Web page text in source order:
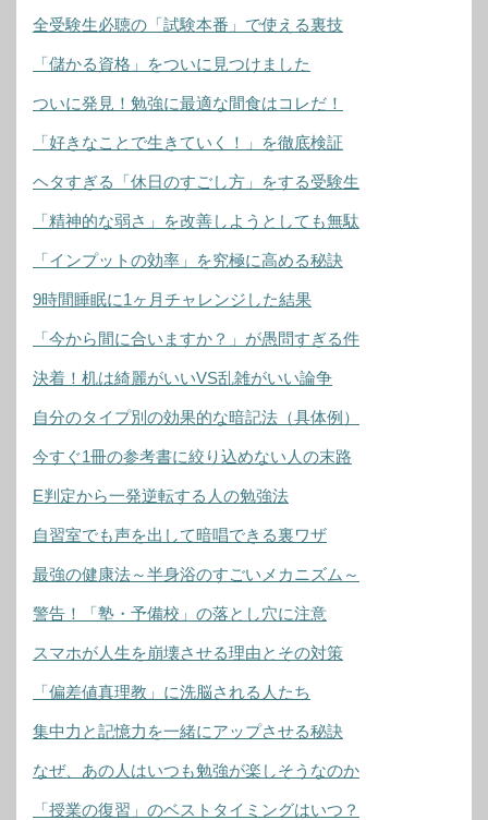
全受験生必聴の「試験本番」で使える裏技
「儲かる資格」をついに見つけました
ついに発見！勉強に最適な間食はコレだ！
「好きなことで生きていく！」を徹底検証
ヘタすぎる「休日のすごし方」をする受験生
「精神的な弱さ」を改善しようとしても無駄
「インプットの効率」を究極に高める秘訣
9時間睡眠に1ヶ月チャレンジした結果
「今から間に合いますか？」が愚問すぎる件
決着！机は綺麗がいいVS乱雑がいい論争
自分のタイプ別の効果的な暗記法（具体例）
今すぐ1冊の参考書に絞り込めない人の末路
E判定から一発逆転する人の勉強法
自習室でも声を出して暗唱できる裏ワザ
最強の健康法～半身浴のすごいメカニズム～
警告！「塾・予備校」の落とし穴に注意
スマホが人生を崩壊させる理由とその対策
「偏差値真理教」に洗脳される人たち
集中力と記憶力を一緒にアップさせる秘訣
なぜ、あの人はいつも勉強が楽しそうなのか
「授業の復習」のベストタイミングはいつ？